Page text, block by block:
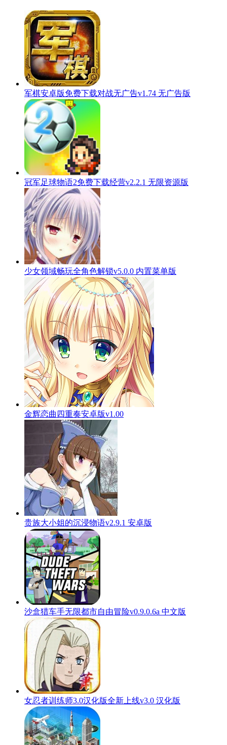
军棋安卓版免费下载对战无广告v1.74 无广告版
冠军足球物语2免费下载经营v2.2.1 无限资源版
少女领域畅玩全角色解锁v5.0.0 内置菜单版
金辉恋曲四重奏安卓版v1.00
贵族大小姐的沉浸物语v2.9.1 安卓版
沙盒猎车手无限都市自由冒险v0.9.0.6a 中文版
女忍者训练师3.0汉化版全新上线v3.0 汉化版